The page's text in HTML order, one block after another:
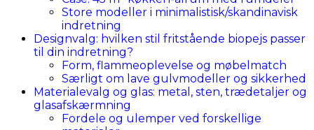
Store modeller i minimalistisk/skandinavisk
indretning
Designvalg: hvilken stil fritstående biopejs passer
til din indretning?
Form, flammeoplevelse og møbelmatch
Særligt om lave gulvmodeller og sikkerhed
Materialevalg og glas: metal, sten, trædetaljer og
glasafskærmning
Fordele og ulemper ved forskellige